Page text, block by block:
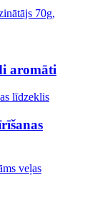
aromāti